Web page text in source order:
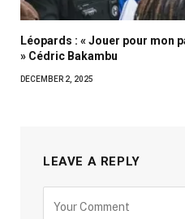
Léopards : « Jouer pour mon
» Cédric Bakambu
DECEMBER 2, 2025
LEAVE A REPLY